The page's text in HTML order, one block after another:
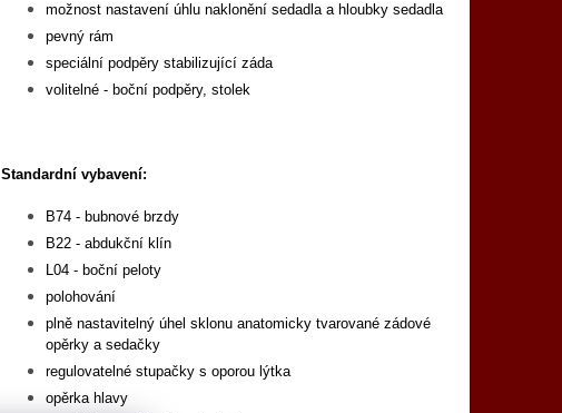
možnost nastavení úhlu naklonění sedadla a hloubky sedadla
pevný rám
speciální podpěry stabilizující záda
volitelné - boční podpěry, stolek
Standardní vybavení:
B74 - bubnové brzdy
B22 - abdukční klín
L04 - boční peloty
polohování
plně nastavitelný úhel sklonu anatomicky tvarované zádové
opěrky a sedačky
regulovatelné stupačky s oporou lýtka
opěrka hlavy